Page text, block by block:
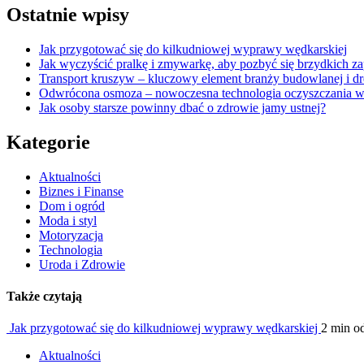
Ostatnie wpisy
Jak przygotować się do kilkudniowej wyprawy wędkarskiej
Jak wyczyścić pralkę i zmywarkę, aby pozbyć się brzydkich
Transport kruszyw – kluczowy element branży budowlanej i
Odwrócona osmoza – nowoczesna technologia oczyszczania
Jak osoby starsze powinny dbać o zdrowie jamy ustnej?
Kategorie
Aktualności
Biznes i Finanse
Dom i ogród
Moda i styl
Motoryzacja
Technologia
Uroda i Zdrowie
Także czytają
Jak przygotować się do kilkudniowej wyprawy wędkarskiej 2 min
Aktualności